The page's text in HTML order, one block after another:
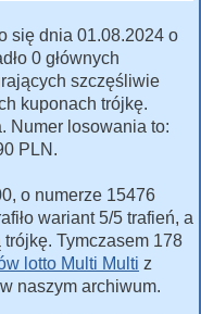
się dnia 01.08.2024 o
0 głównych
szczęśliwie
kuponach trójkę.
Numer losowania to:
PLN.
o numerze 15476
wariant 5/5 trafień, a
Tymczasem 178
lotto Multi Multi z
naszym archiwum.